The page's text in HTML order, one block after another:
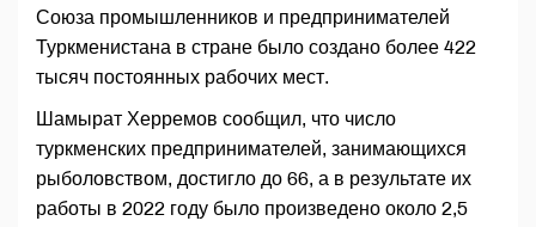
Союза промышленников и предпринимателей
Туркменистана в стране было создано более 422
тысяч постоянных рабочих мест.
Шамырат Херремов сообщил, что число
туркменских предпринимателей, занимающихся
рыболовством, достигло до 66, а в результате их
работы в 2022 году было произведено около 2,5